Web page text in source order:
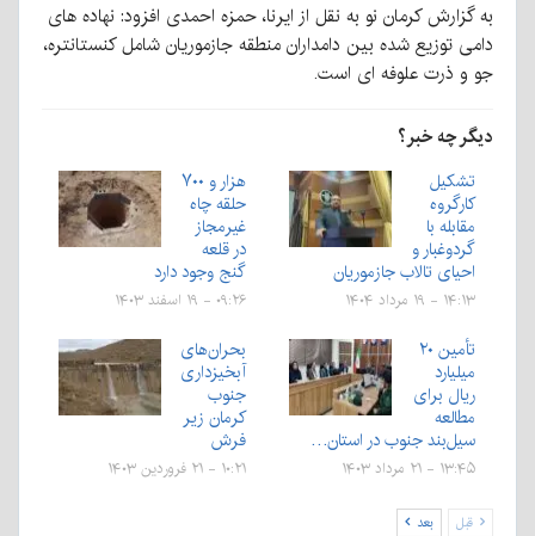
به گزارش کرمان نو به نقل از ایرنا، حمزه احمدی افزود: نهاده های
دامی توزیع شده بین دامداران منطقه جازموریان شامل کنستانتره،
جو و ذرت علوفه ای است.
دیگر چه خبر؟
تشکیل
کارگروه
مقابله با
گردوغبار و
احیای تالاب جازموریان
۱۴:۱۳ - ۱۹ مرداد ۱۴۰۴
هزار و ۷۰۰
حلقه چاه
غیرمجاز
در قلعه
گنج وجود دارد
۰۹:۲۶ - ۱۹ اسفند ۱۴۰۳
تأمین ۲۰
میلیارد
ریال برای
مطالعه
سیل‌بند جنوب در استان…
۱۳:۴۵ - ۲۱ مرداد ۱۴۰۳
بحران‌های
آبخیزداری
جنوب
کرمان زیر
فرش
۱۰:۲۱ - ۲۱ فروردین ۱۴۰۳
قبل بعد